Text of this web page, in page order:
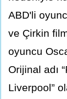
ABD'li
ve Çirkin
oyuncu
Orijinal adı
Liverpool”